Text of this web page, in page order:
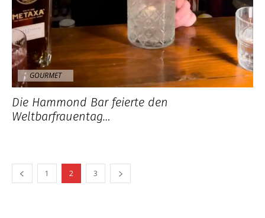
GOURMET
Die Hammond Bar feierte den
Weltbarfrauentag…
1 2 3